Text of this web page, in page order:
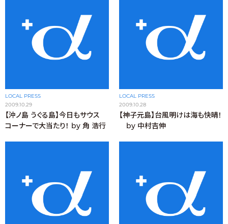
LOCAL PRESS
2009.10.29
【沖ノ島 うぐる島】今日もサウス
コーナーで大当たり！ by 角 浩行
LOCAL PRESS
2009.10.28
【神子元島】台風明けは海も快晴！
by 中村吉伸